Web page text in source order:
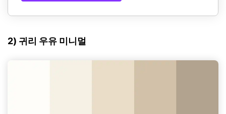
2) 귀리 우유 미니멀